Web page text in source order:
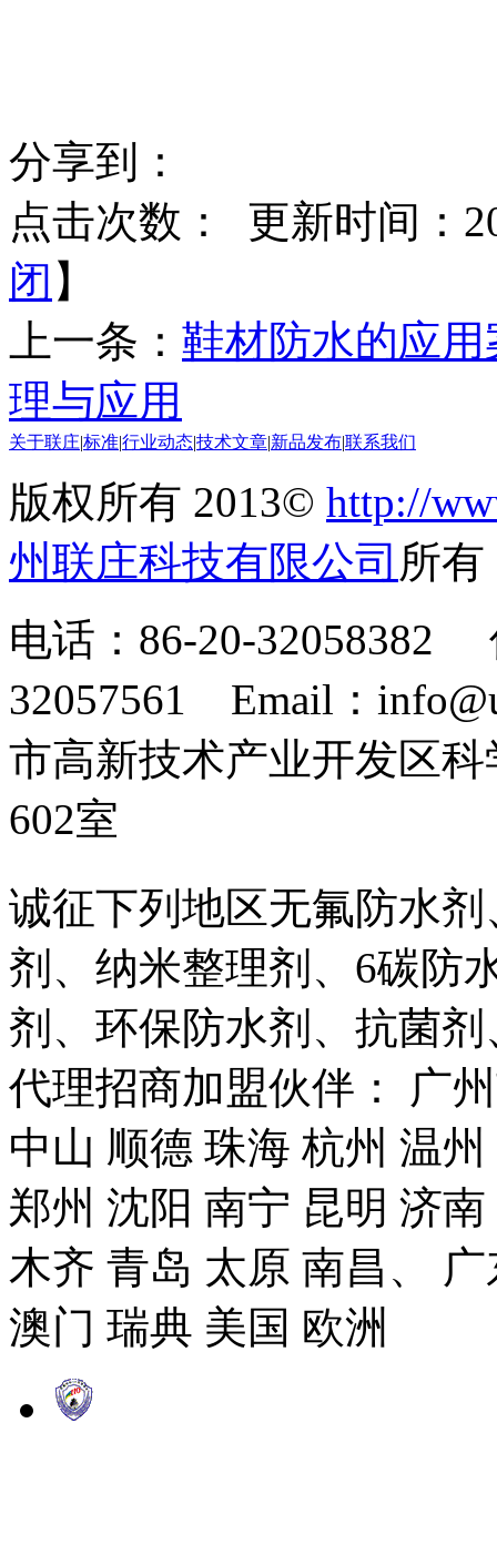
分享到：
点击次数：
更新时间：
闭 】
上一条： 鞋材防水的应用
理与应用
关于联庄标准行业动态技术文章 新品发布联系我们
版权所有 2013© http://
州联庄科技有限公司 所
电话：86-20-32058382
32057561 Email：
市高新技术产业开发区
602室
诚征下列地区无氟防水
剂、纳米整理剂、6碳防
剂、环保防水剂、抗菌
代理招商加盟伙伴： 广
中山 顺德 珠海 杭州 温
郑州 沈阳 南宁 昆明 济
木齐 青岛 太原 南昌、
澳门 瑞典 美国 欧洲